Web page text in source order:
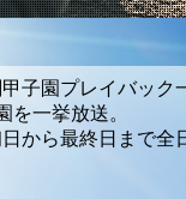
子園プレイバック
を一挙放送。
から最終日まで全